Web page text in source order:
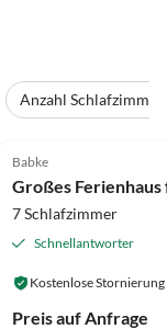
Anzahl Schlafzimmer
Babke
7 Schlafzimmer
Schnellantworter
Kostenlose Stornierung
Preis auf Anfrage